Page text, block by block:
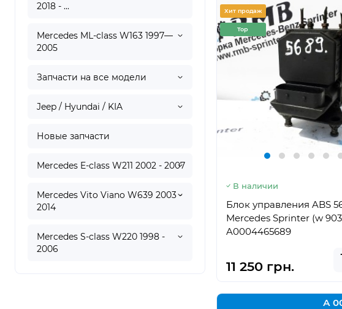
2018 - ...
Mercedes ML-class W163 1997—
2005
Запчасти на все модели
Jeep / Hyundai / KIA
Новые запчасти
Mercedes E-class W211 2002 - 2007
Mercedes Vito Viano W639 2003 -
2014
Mercedes S-class W220 1998 -
2006
Хит продаж
Top
В наличии
Блок управления ABS
Mercedes Sprinter (w
A0004465689
11 250 грн.
А